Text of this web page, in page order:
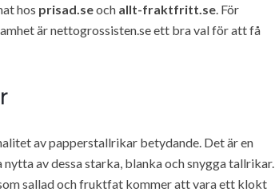
hos prisad.seoch allt-fraktfritt.se. För
är nettogrossisten.se ett bra val för att få
av papperstallrikar betydande. Det är en
av dessa starka, blanka och snygga tallrikar.
sallad och fruktfat kommer att vara ett klokt